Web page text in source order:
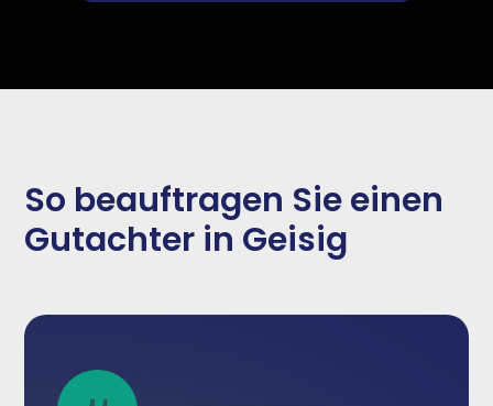
So beauftragen Sie einen
Gutachter in Geisig